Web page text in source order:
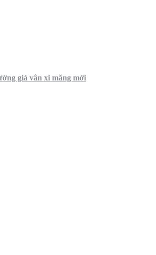
giả vân xi măng mới